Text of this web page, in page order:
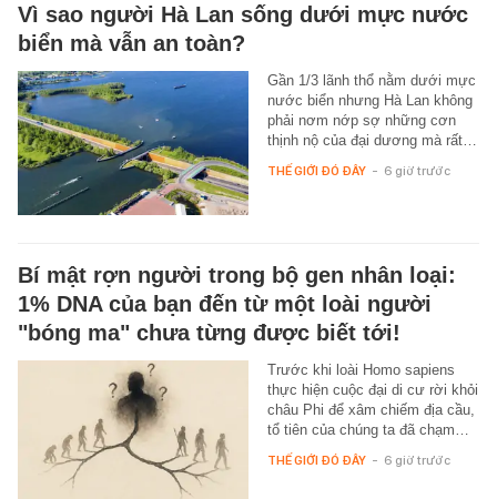
Vì sao người Hà Lan sống dưới mực nước
biển mà vẫn an toàn?
Gần 1/3 lãnh thổ nằm dưới mực
nước biển nhưng Hà Lan không
phải nơm nớp sợ những cơn
thịnh nộ của đại dương mà rất…
THẾ GIỚI ĐÓ ĐÂY - 6 giờ trước
Bí mật rợn người trong bộ gen nhân loại:
1% DNA của bạn đến từ một loài người
"bóng ma" chưa từng được biết tới!
Trước khi loài Homo sapiens
thực hiện cuộc đại di cư rời khỏi
châu Phi để xâm chiếm địa cầu,
tổ tiên của chúng ta đã chạm…
THẾ GIỚI ĐÓ ĐÂY - 6 giờ trước